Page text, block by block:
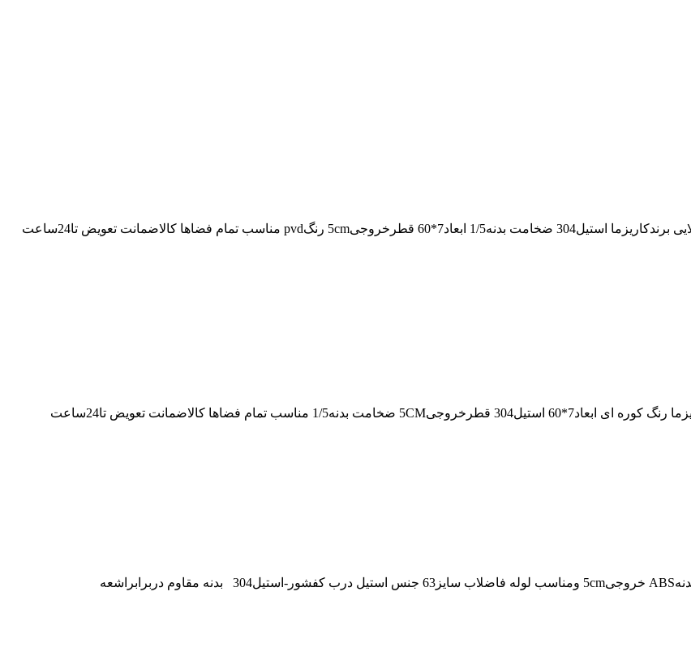
کفشورخطی60سرامیک طلایی کد11314716/6 کفشورخطی سرامیک خورطلایی برندکاریزما استیل304 ضخامت بدنه1/5 ابعاد7*60 قطرخروجی5cm رنگpvd مناسب تمام فضاها کالاضمانت تعویض تا24ساعت
کفشورخطی60*6بدنهABSمشبک درب استیل کد11341747/6N برندکاریزما بدنهABS خروجی5cm ومناسب لوله فاضلاب سایز63 جنس استیل درب کفشور-استیل304 بدنه مقاوم دربرابراشعه